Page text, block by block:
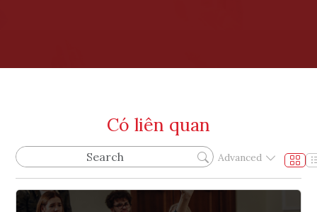
Có liên quan
Advanced